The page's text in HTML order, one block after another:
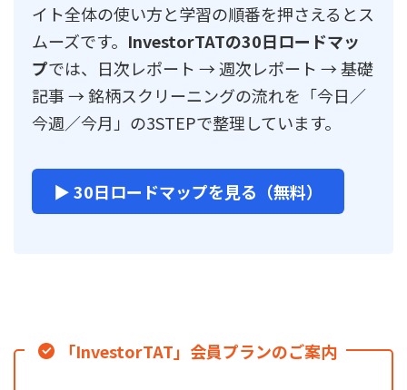
イト全体の使い方と学習の順番を押さえるとス
ムーズです。 InvestorTATの30日ロードマッ
プでは、日次レポート → 週次レポート → 基礎
記事 → 銘柄スクリーニングの流れを「今日／
今週／今月」の3STEPで整理しています。
▶ 30日ロードマップを見る（無料）
「InvestorTAT」会員プランのご案内